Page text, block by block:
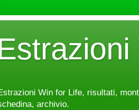
Win for Life, risultati,
archivio.